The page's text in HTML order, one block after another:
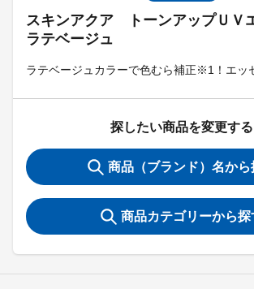
スキンアクア トーンアップＵＶ
ラテベージュ
ラテベージュカラーで色むら補正※1！エッ
探したい商品を変更する
商品（ブランド）名から
商品カテゴリーから探